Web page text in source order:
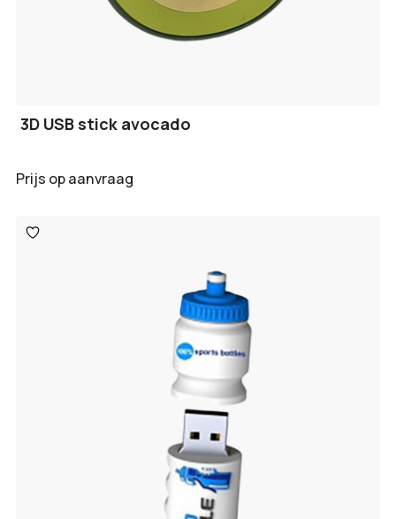
3D USB stick avocado
Prijs op aanvraag
Toevoegen
aan